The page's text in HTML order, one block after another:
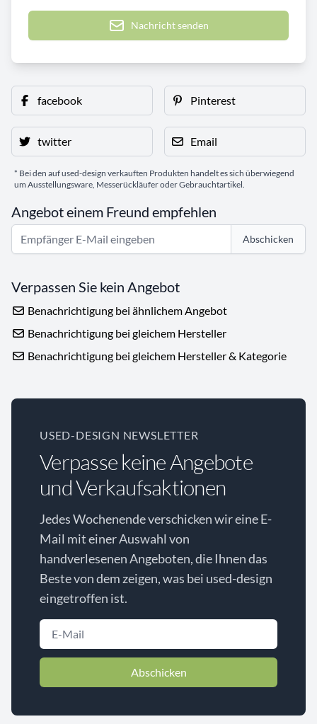
Nachricht senden
facebook Pinterest
twitter Email
* Bei den auf used-design verkauften Produkten handelt es sich überwiegend
um Ausstellungsware, Messerückläufer oder Gebrauchtartikel.
Angebot einem Freund empfehlen
Abschicken
Verpassen Sie kein Angebot
Benachrichtigung bei ähnlichem Angebot
Benachrichtigung bei gleichem Hersteller
Benachrichtigung bei gleichem Hersteller & Kategorie
USED-DESIGN NEWSLETTER
Verpasse keine Angebote
und Verkaufsaktionen
Jedes Wochenende verschicken wir eine E-
Mail mit einer Auswahl von
handverlesenen Angeboten, die Ihnen das
Beste von dem zeigen, was bei used-design
eingetroffen ist.
Abschicken